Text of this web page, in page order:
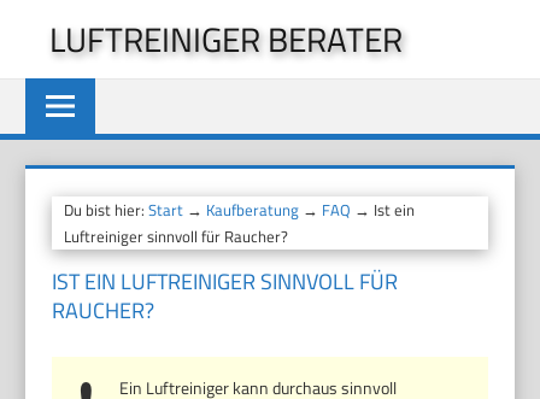
springen
LUFTREINIGER BERATER
Du bist hier:Start → Kaufberatung → FAQ → Ist ein
Luftreiniger sinnvoll für Raucher?
IST EIN LUFTREINIGER SINNVOLL FÜR
RAUCHER?
Ein Luftreiniger kann durchaus sinnvoll